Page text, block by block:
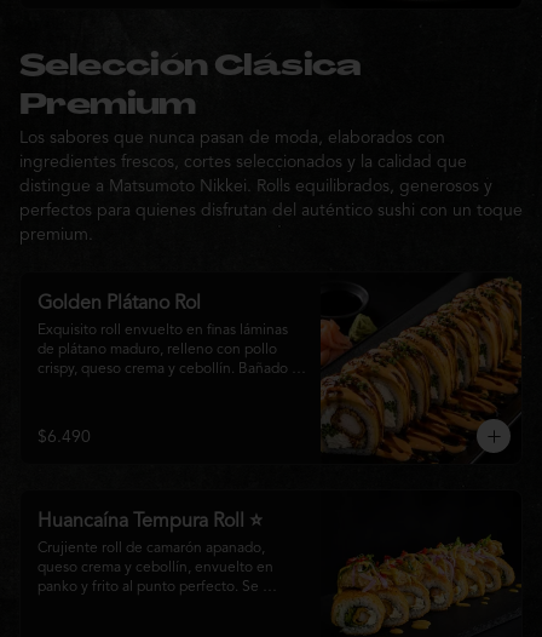
Selección Clásica
Premium
Los sabores que nunca pasan de moda, elaborados con
ingredientes frescos, cortes seleccionados y la calidad que
distingue a Matsumoto Nikkei. Rolls equilibrados, generosos y
perfectos para quienes disfrutan del auténtico sushi con un toque
premium.
Golden Plátano Rol
Exquisito roll envuelto en finas láminas
de plátano maduro, relleno con pollo
crispy, queso crema y cebollín. Bañado
tostado y cebollín fresco. Una
combinación perfecta entre el dulzor del
$6.490
Huancaína Tempura Roll ⭐
Crujiente roll de camarón apanado,
queso crema y cebollín, envuelto en
panko y frito al punto perfecto. Se